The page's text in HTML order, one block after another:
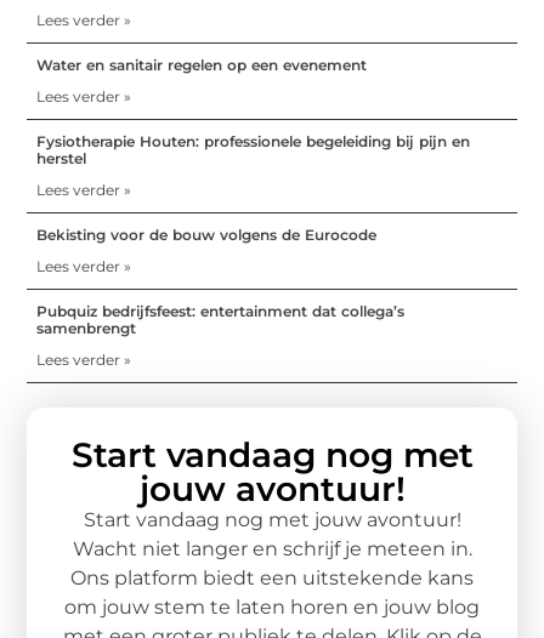
Lees verder »
Water en sanitair regelen op een evenement
Lees verder »
Fysiotherapie Houten: professionele begeleiding bij pijn en
herstel
Lees verder »
Bekisting voor de bouw volgens de Eurocode
Lees verder »
Pubquiz bedrijfsfeest: entertainment dat collega’s
samenbrengt
Lees verder »
Start vandaag nog met
jouw avontuur!
Start vandaag nog met jouw avontuur!
Wacht niet langer en schrijf je meteen in.
Ons platform biedt een uitstekende kans
om jouw stem te laten horen en jouw blog